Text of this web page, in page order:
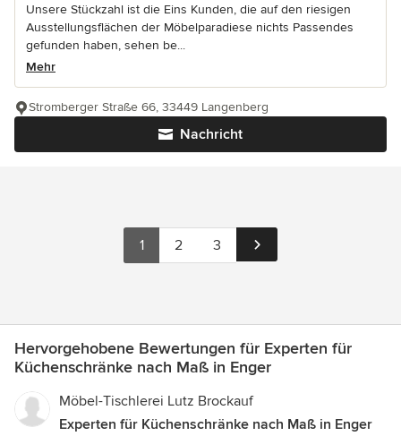
Unsere Stückzahl ist die Eins Kunden, die auf den riesigen
Ausstellungsflächen der Möbelparadiese nichts Passendes
gefunden haben, sehen be...
Mehr
Nachricht
Stromberger Straße 66, 33449 Langenberg
1 2 3
Hervorgehobene Bewertungen für Experten für
Küchenschränke nach Maß in Enger
Möbel-Tischlerei Lutz Brockauf
Experten für Küchenschränke nach Maß in Enger